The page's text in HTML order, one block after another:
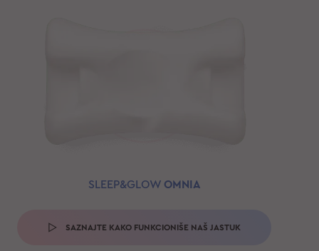
SLEEP&GLOW OMNIA
SAZNAJTE KAKO FUNKCIONIŠE NAŠ JASTUK